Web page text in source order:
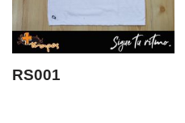
RS001